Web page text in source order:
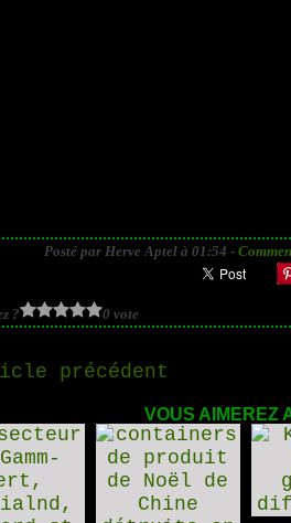
Posté par Herve Aptel à 01:54 -
? 0 vote
précédent
VOUS AIMEREZ